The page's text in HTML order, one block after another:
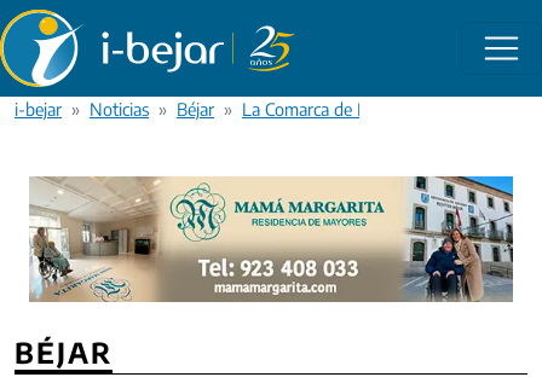
Pasar al contenido principal
i-bejar Noticias Béjar La Comarca de Béjar aúna esfuerzos
BÉJAR